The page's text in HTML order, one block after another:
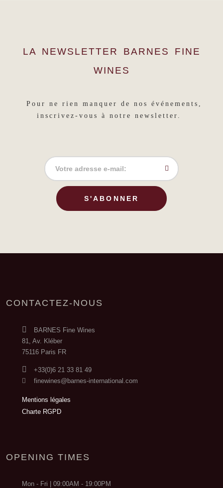
LA NEWSLETTER BARNES FINE
WINES
Pour ne rien manquer de nos événements,
inscrivez-vous à notre newsletter.
S'ABONNER
CONTACTEZ-NOUS
BARNES Fine Wines
81, Av. Kléber
75116 Paris FR
+33(0)6 21 33 81 49
finewines@barnes-international.com
Mentions légales
Charte RGPD
OPENING TIMES
Mon - Fri | 09:00AM - 19:00PM